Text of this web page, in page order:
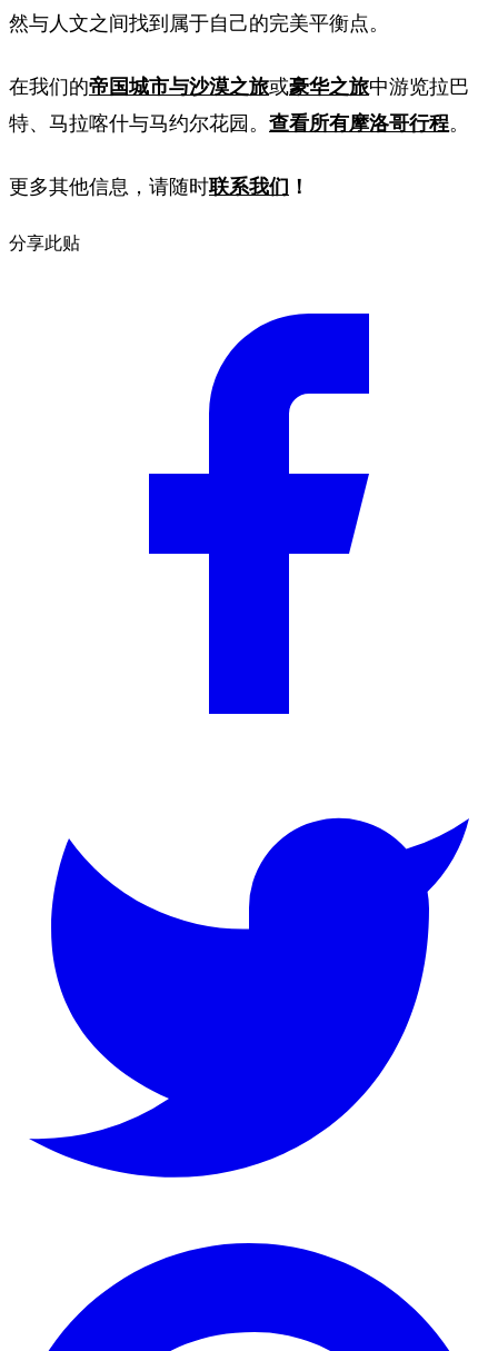
然与人文之间找到属于自己的完美平衡点。
在我们的帝国城市与沙漠之旅或豪华之旅中游览拉巴
特、马拉喀什与马约尔花园。 查看所有摩洛哥行程。
更多其他信息，请随时联系我们 ！
分享此贴